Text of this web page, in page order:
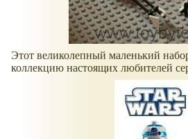
Этот великолепный маленький
коллекцию настоящих любителей